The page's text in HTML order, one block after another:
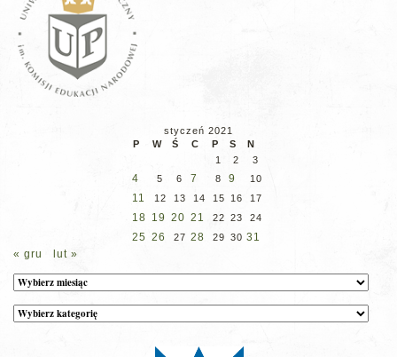
styczeń 2021
P
W Ś C P S
N
1
2 3
4 5 6 7 8 9 10
11 12 13 14 15 16 17
18 19 20 21 22 23 24
25 26 27 28 29 30 31
« gru
lut »
Archiwum
Kategorie
wpisów